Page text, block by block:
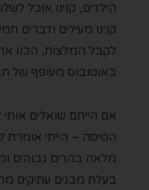
הילדים, קנינו אוכל
קנינו מעילים ודברים
לקבל המלצות, הכנו
באוטובוס מעופף של
אם הייתם שואלים אותי
הטיסה – הייתי אומרת
מלאה בהרים גבוהים
בעלת מבנים עתיקים